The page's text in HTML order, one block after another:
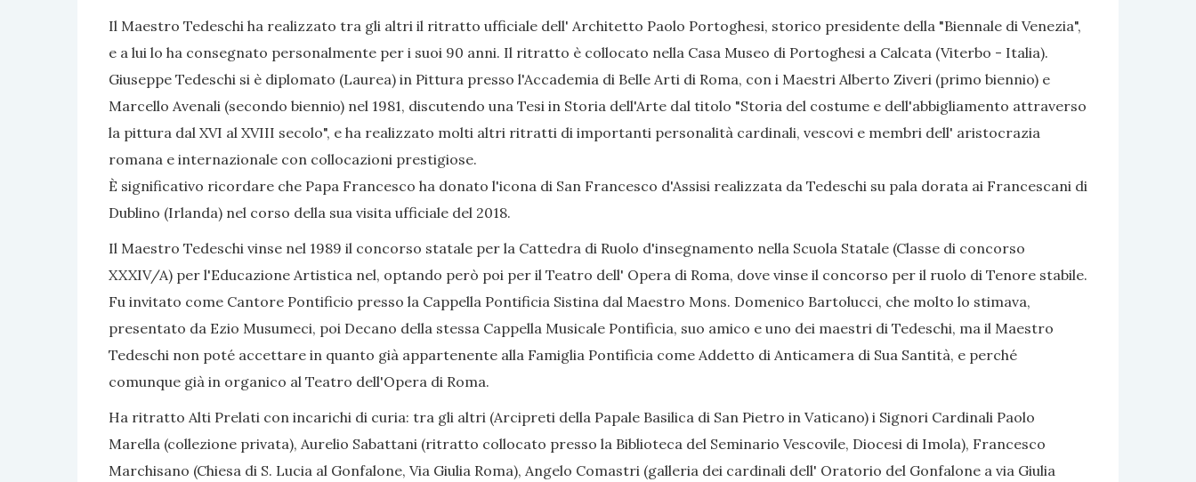
Il Maestro Tedeschi ha realizzato tra gli altri il ritratto ufficiale dell' Architetto Paolo Portoghesi, storico presidente della "Biennale di Venezia",
e a lui lo ha consegnato personalmente per i suoi 90 anni. Il ritratto è collocato nella Casa Museo di Portoghesi a Calcata (Viterbo - Italia).
Giuseppe Tedeschi si è diplomato (Laurea) in Pittura presso l'Accademia di Belle Arti di Roma, con i Maestri Alberto Ziveri (primo biennio) e
Marcello Avenali (secondo biennio) nel 1981, discutendo una Tesi in Storia dell'Arte dal titolo "Storia del costume e dell'abbigliamento attraverso
la pittura dal XVI al XVIII secolo", e ha realizzato molti altri ritratti di importanti personalità cardinali, vescovi e membri dell' aristocrazia
romana e internazionale con collocazioni prestigiose.
È significativo ricordare che Papa Francesco ha donato l'icona di San Francesco d'Assisi realizzata da Tedeschi su pala dorata ai Francescani di
Dublino (Irlanda) nel corso della sua visita ufficiale del 2018.
Il Maestro Tedeschi vinse nel 1989 il concorso statale per la Cattedra di Ruolo d'insegnamento nella Scuola Statale (Classe di concorso
XXXIV/A) per l'Educazione Artistica nel, optando però poi per il Teatro dell' Opera di Roma, dove vinse il concorso per il ruolo di Tenore stabile.
Fu invitato come Cantore Pontificio presso la Cappella Pontificia Sistina dal Maestro Mons. Domenico Bartolucci, che molto lo stimava,
presentato da Ezio Musumeci, poi Decano della stessa Cappella Musicale Pontificia, suo amico e uno dei maestri di Tedeschi, ma il Maestro
Tedeschi non poté accettare in quanto già appartenente alla Famiglia Pontificia come Addetto di Anticamera di Sua Santità, e perché
comunque già in organico al Teatro dell'Opera di Roma.
Ha ritratto Alti Prelati con incarichi di curia: tra gli altri (Arcipreti della Papale Basilica di San Pietro in Vaticano) i Signori Cardinali Paolo
Marella (collezione privata), Aurelio Sabattani (ritratto collocato presso la Biblioteca del Seminario Vescovile, Diocesi di Imola), Francesco
Marchisano (Chiesa di S. Lucia al Gonfalone, Via Giulia Roma), Angelo Comastri (galleria dei cardinali dell' Oratorio del Gonfalone a via Giulia